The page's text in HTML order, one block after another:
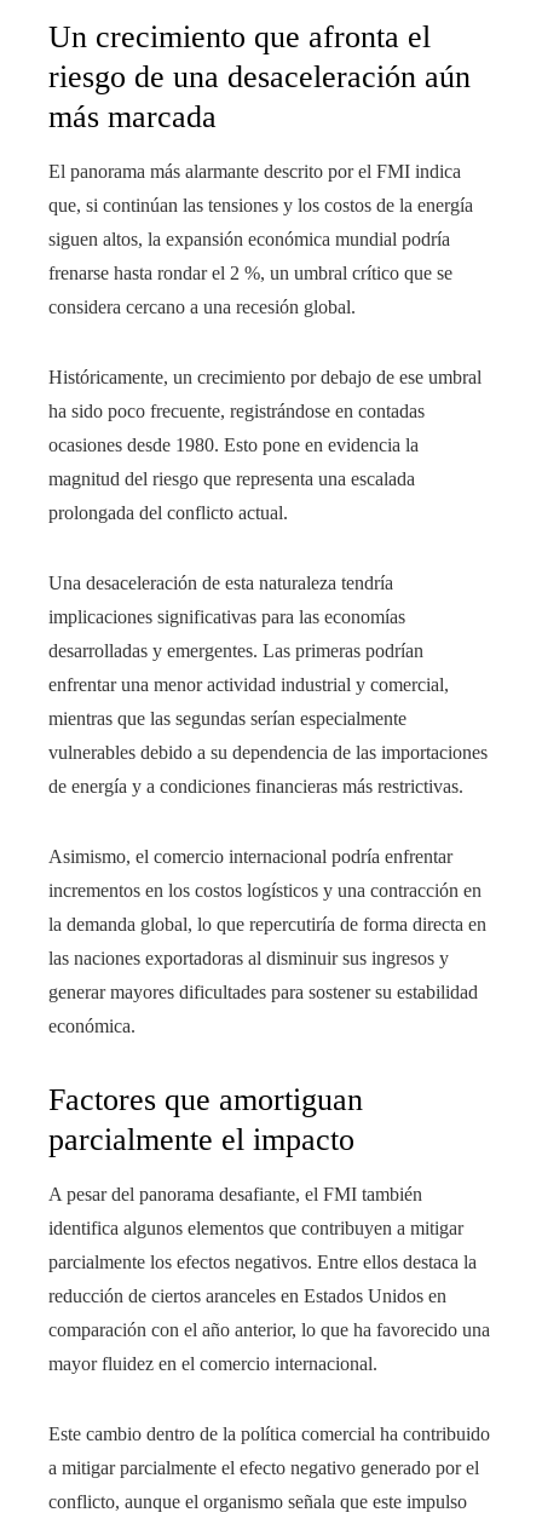
Un crecimiento que afronta el
riesgo de una desaceleración aún
más marcada
El panorama más alarmante descrito por el FMI indica
que, si continúan las tensiones y los costos de la energía
siguen altos, la expansión económica mundial podría
frenarse hasta rondar el 2 %, un umbral crítico que se
considera cercano a una recesión global.
Históricamente, un crecimiento por debajo de ese umbral
ha sido poco frecuente, registrándose en contadas
ocasiones desde 1980. Esto pone en evidencia la
magnitud del riesgo que representa una escalada
prolongada del conflicto actual.
Una desaceleración de esta naturaleza tendría
implicaciones significativas para las economías
desarrolladas y emergentes. Las primeras podrían
enfrentar una menor actividad industrial y comercial,
mientras que las segundas serían especialmente
vulnerables debido a su dependencia de las importaciones
de energía y a condiciones financieras más restrictivas.
Asimismo, el comercio internacional podría enfrentar
incrementos en los costos logísticos y una contracción en
la demanda global, lo que repercutiría de forma directa en
las naciones exportadoras al disminuir sus ingresos y
generar mayores dificultades para sostener su estabilidad
económica.
Factores que amortiguan
parcialmente el impacto
A pesar del panorama desafiante, el FMI también
identifica algunos elementos que contribuyen a mitigar
parcialmente los efectos negativos. Entre ellos destaca la
reducción de ciertos aranceles en Estados Unidos en
comparación con el año anterior, lo que ha favorecido una
mayor fluidez en el comercio internacional.
Este cambio dentro de la política comercial ha contribuido
a mitigar parcialmente el efecto negativo generado por el
conflicto, aunque el organismo señala que este impulso